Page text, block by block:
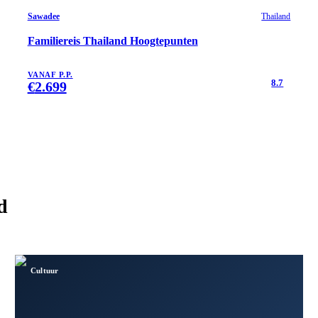
Sawadee Thailand
Familiereis Thailand Hoogtepunten
VANAF P.P.
€2.699 8.7
Cultuur